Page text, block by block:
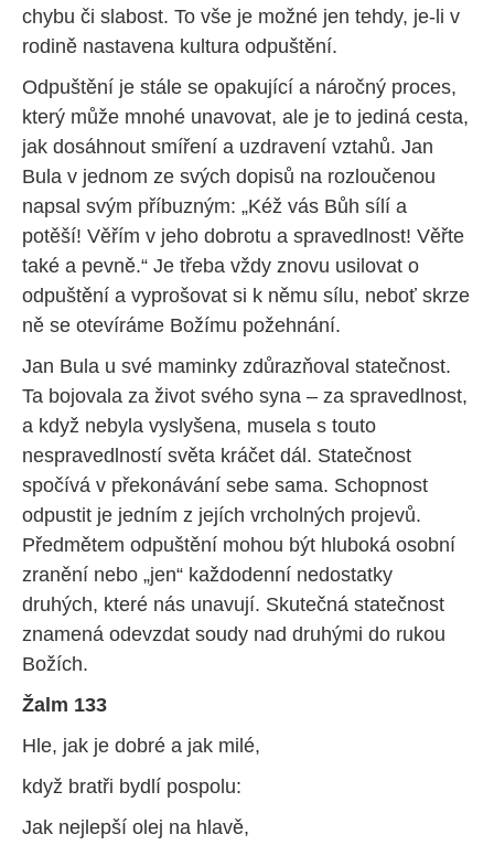
chybu či slabost. To vše je možné jen tehdy, je-li v
rodině nastavena kultura odpuštění.
Odpuštění je stále se opakující a náročný proces,
který může mnohé unavovat, ale je to jediná cesta,
jak dosáhnout smíření a uzdravení vztahů. Jan
Bula v jednom ze svých dopisů na rozloučenou
napsal svým příbuzným: „Kéž vás Bůh sílí a
potěší! Věřím v jeho dobrotu a spravedlnost! Věřte
také a pevně.“ Je třeba vždy znovu usilovat o
odpuštění a vyprošovat si k němu sílu, neboť skrze
ně se otevíráme Božímu požehnání.
Jan Bula u své maminky zdůrazňoval statečnost.
Ta bojovala za život svého syna – za spravedlnost,
a když nebyla vyslyšena, musela s touto
nespravedlností světa kráčet dál. Statečnost
spočívá v překonávání sebe sama. Schopnost
odpustit je jedním z jejích vrcholných projevů.
Předmětem odpuštění mohou být hluboká osobní
zranění nebo „jen“ každodenní nedostatky
druhých, které nás unavují. Skutečná statečnost
znamená odevzdat soudy nad druhými do rukou
Božích.
Žalm 133
Hle, jak je dobré a jak milé,
když bratři bydlí pospolu:
Jak nejlepší olej na hlavě,